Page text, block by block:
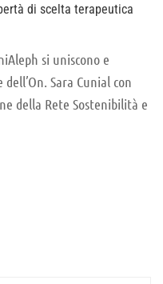
di scelta terapeutica
si uniscono e
Sara Cunial con
della Rete Sostenibilità e